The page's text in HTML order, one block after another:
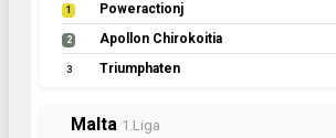
1 Poweractionj
2 Apollon Chirokoitia
3 Triumphaten
Malta 1.Liga